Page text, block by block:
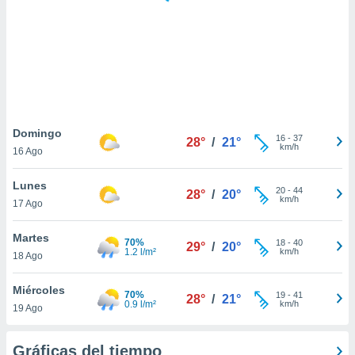
similares
como
sitio
de
traten tus
en
interés
su
Domingo
16 Ago
28° / 21° 16- 37
km/h
Lunes
17 Ago
28° / 20° 20- 44
km/h
Martes
18 Ago
70%
1.2 l/m²
29° / 20° 18- 40
km/h
Miércoles
19 Ago
70%
0.9 l/m²
28° / 21° 19- 41
km/h
Gráficas del tiempo